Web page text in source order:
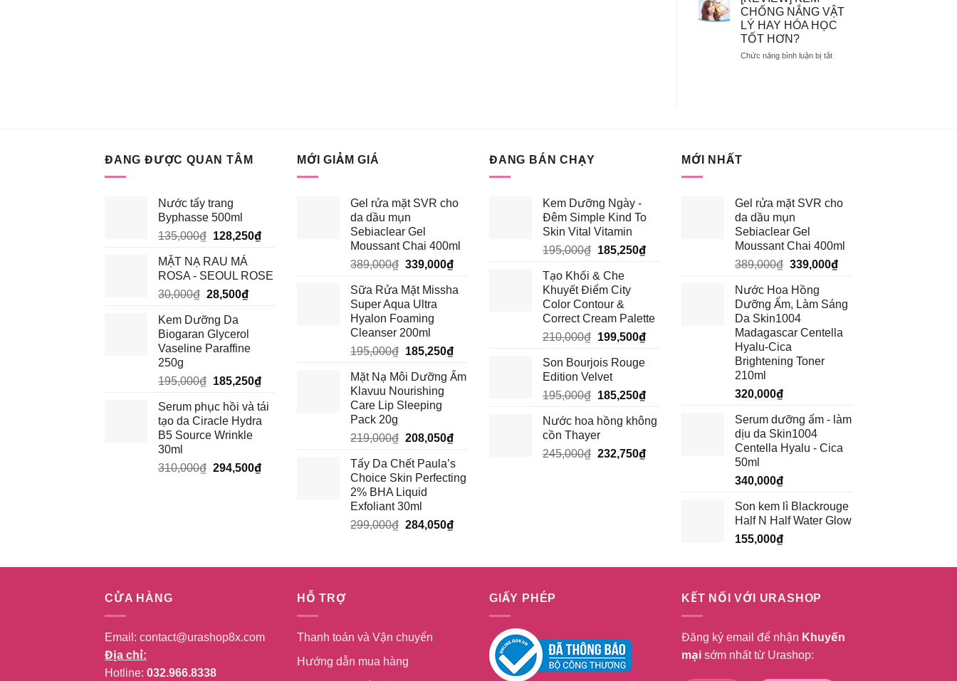
NÀO?
SON
NÀO
HOT
TRONG
CHỐNG NẮNG VẬT
LÝ HAY HÓA HỌC
TỐT HƠN?
Chức năng bình luận bị tắtở
ĐANG ĐƯỢC QUAN TÂM
Nước tẩy trang
Byphasse 500ml
135,000₫ Giá
là:
135,000₫.
128,250₫Giá
là:
MẶT NẠ RAU MÁ
ROSA - SEOUL ROSE
30,000₫ Giá
là:
30,000₫.
28,500₫Giá
là:
28,500₫.
Kem Dưỡng Da
Biogaran Glycerol
Vaseline Paraffine
250g
195,000₫ Giá
là:
195,000₫.
185,250₫Giá
tại
là:
Serum phục hồi và tái
tạo da Ciracle Hydra
B5 Source Wrinkle
30ml
310,000₫ Giá
294,500₫Giá
MỚI GIẢM GIÁ
Gel rửa mặt SVR cho
da dầu mụn
Sebiaclear Gel
Moussant Chai 400ml
389,000₫ Giá
là:
389,000₫.
339,000₫Giá
tại
Sữa Rửa Mặt Missha
Super Aqua Ultra
Hyalon Foaming
Cleanser 200ml
195,000₫ Giá
là:
195,000₫.
185,250₫Giá
tại
Mặt Nạ Môi Dưỡng Ẩm
Klavuu Nourishing
Care Lip Sleeping
Pack 20g
219,000₫ Giá
là:
219,000₫.
208,050₫Giá
tại
là:
Tẩy Da Chết Paula’s
Choice Skin Perfecting
2% BHA Liquid
Exfoliant 30ml
299,000₫ Giá
299,000₫.
284,050₫Giá
là:
ĐANG BÁN CHẠY
Kem Dưỡng Ngày -
Đêm Simple Kind To
Skin Vital Vitamin
195,000₫ Giá
là:
195,000₫.
185,250₫Giá
Tạo Khối & Che
Khuyết Điểm City
Color Contour &
Correct Cream Palette
210,000₫ Giá
là:
210,000₫.
199,500₫Giá
tại
199,500₫.
Son Bourjois Rouge
Edition Velvet
195,000₫ Giá
là:
195,000₫.
185,250₫Giá
tại
185,250₫.
Nước hoa hồng không
cồn Thayer
245,000₫ Giá
232,750₫Giá
MỚI NHẤT
Gel rửa mặt SVR cho
da dầu mụn
Sebiaclear Gel
Moussant Chai 400ml
389,000₫ Giá
là:
389,000₫.
339,000₫Giá
là:
Nước Hoa Hồng
Dưỡng Ẩm, Làm Sáng
Da Skin1004
Madagascar Centella
Hyalu-Cica
Brightening Toner
210ml
320,000₫
Serum dưỡng ẩm - làm
dịu da Skin1004
Centella Hyalu - Cica
50ml
340,000₫
Son kem lì Blackrouge
Half N Half Water Glow
155,000₫
CỬA HÀNG
Email: contact@urashop8x.com
Địa chỉ:
Hotline: 032.966.8338
HỖ TRỢ
Thanh toán và Vận chuyển
Hướng dẫn mua hàng
GIẤY PHÉP KẾT NỐI VỚI URASHOP
Đăng ký email để nhận Khuyến
mại sớm nhất từ Urashop: